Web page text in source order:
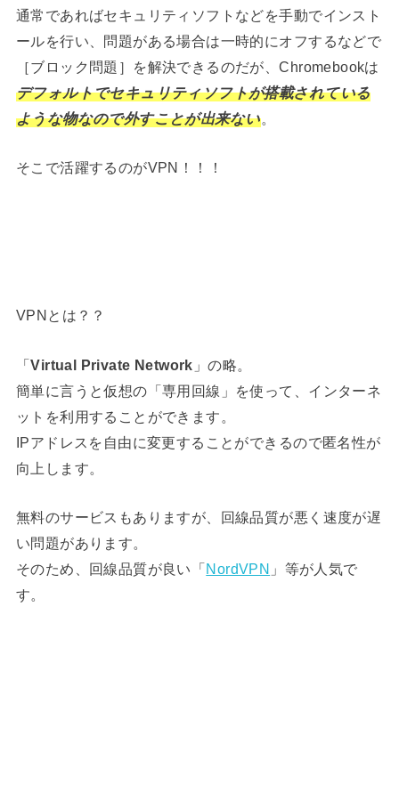
通常であればセキュリティソフトなどを手動でインスト
ールを行い、問題がある場合は一時的にオフするなどで
［ブロック問題］を解決できるのだが、Chromebookは
デフォルトでセキュリティソフトが搭載されている
ような物なので外すことが出来ない。
そこで活躍するのがVPN！！！
VPNとは？？
「Virtual Private Network 」の略。
簡単に言うと仮想の「専用回線」を使って、インターネ
ットを利用することができます。
IPアドレスを自由に変更することができるので匿名性が
向上します。
無料のサービスもありますが、回線品質が悪く速度が遅
い問題があります。
そのため、回線品質が良い「NordVPN 」等が人気で
す。